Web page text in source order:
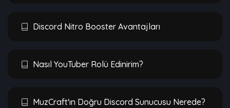
Discord Nitro Booster Avantajları
Nasıl YouTuber Rolü Edinirim?
MuzCraft'ın Doğru Discord Sunucusu Nerede?